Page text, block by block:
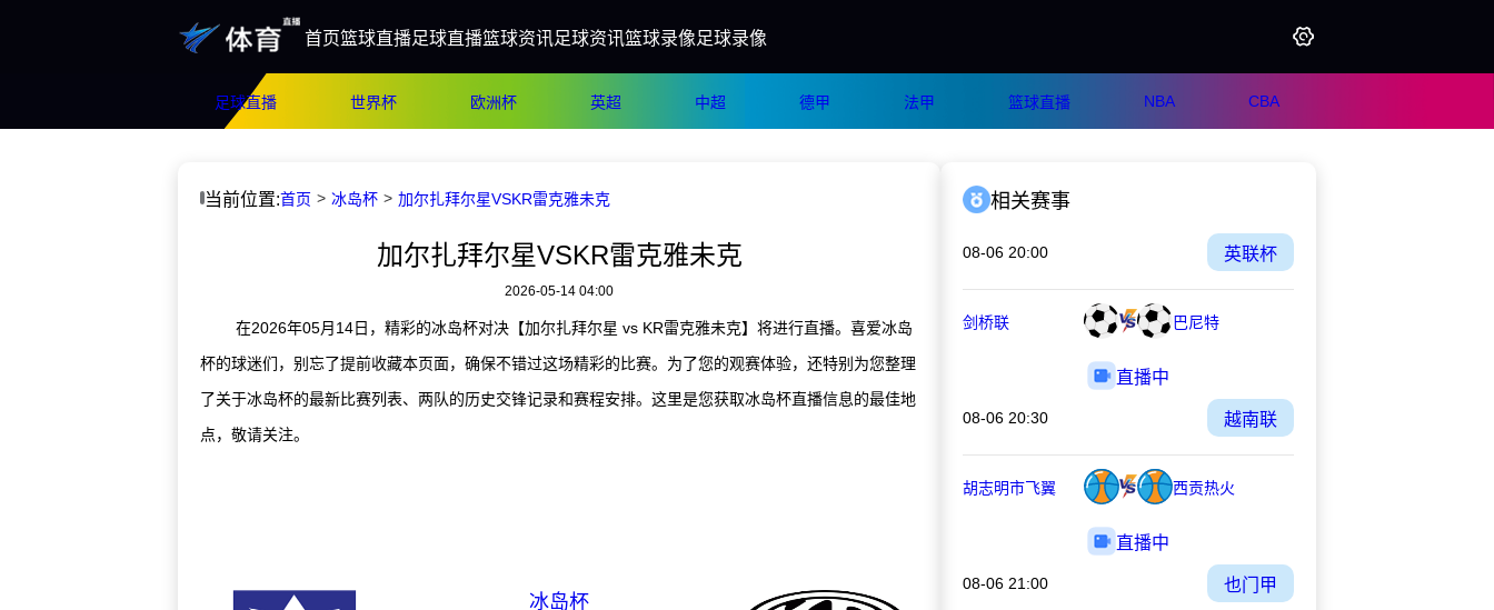
首页篮球直播足球直播篮球资讯足球资讯篮球录像足球录像
足球直播 世界杯 欧洲杯 英超 中超 德甲 法甲 篮球直播 NBA CBA
当前位置:首页 冰岛杯 加尔扎拜尔星VSKR雷克雅未克
加尔扎拜尔星VSKR雷克雅未克
2026-05-14 04:00
在2026年05月14日，精彩的冰岛杯对决【加尔扎拜尔星 vs KR雷克雅未克】将进行直播。喜爱冰岛
杯的球迷们，别忘了提前收藏本页面，确保不错过这场精彩的比赛。为了您的观赛体验，还特别为您整理
了关于冰岛杯的最新比赛列表、两队的历史交锋记录和赛程安排。这里是您获取冰岛杯直播信息的最佳地
点，敬请关注。
冰岛杯
相关赛事
08-06 20:00 英联杯
剑桥联 巴尼特
直播中
08-06 20:30 越南联
胡志明市飞翼 西贡热火
直播中
08-06 21:00 也门甲